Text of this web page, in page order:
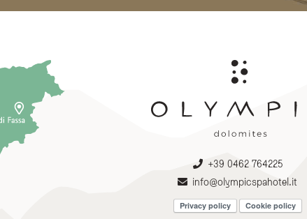
+39 0462 764225
info@olympicspahotel.it
Privacy policy Cookie policy